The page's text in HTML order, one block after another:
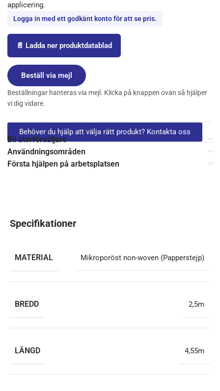
applicering.
Logga in med ett godkänt konto för att se pris.
📄 Ladda ner produktdatablad
Beställ via mejl
Beställningar hanteras via mejl. Klicka på knappen ovan så hjälper
vi dig vidare.
Behöver du hjälp att välja rätt produkt? Kontakta oss
Bli återförsäljare
Användningsområden
Första hjälpen på arbetsplatsen
Specifikationer
MATERIAL Mikroporöst non-woven (Papperstejp)
BREDD 2,5m
LÄNGD 4,55m